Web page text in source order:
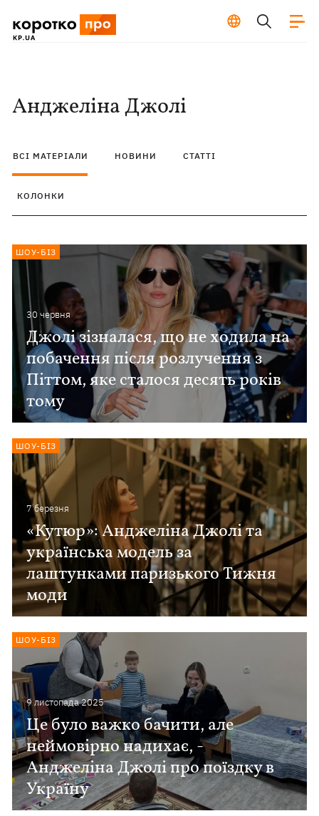
Анджеліна Джолі
ВСІ МАТЕРІАЛИ НОВИНИ СТАТТІ
КОЛОНКИ
30 червня
Джолі зізналася, що не ходила на
побачення після розлучення з
Піттом, яке сталося десять років
тому
ШОУ-БІЗ
7 березня
«Кутюр»: Анджеліна Джолі та
українська модель за
лаштунками паризького Тижня
моди
ШОУ-БІЗ
9 листопада 2025
Це було важко бачити, але
неймовірно надихає, -
Анджеліна Джолі про поїздку в
Україну
ШОУ-БІЗ